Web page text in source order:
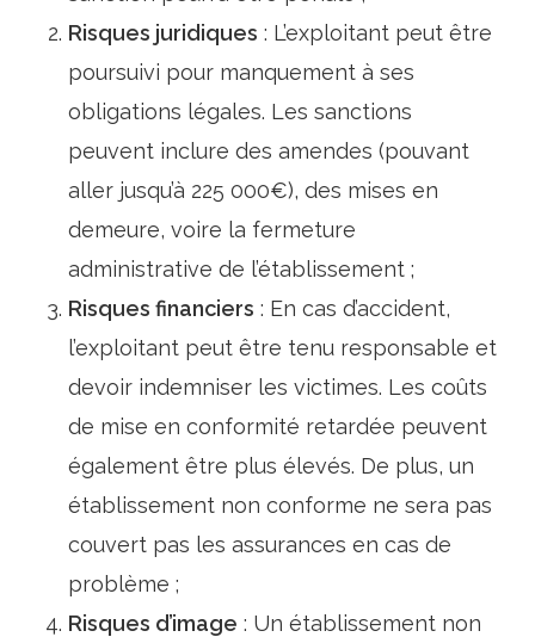
Risques juridiques : L’exploitant peut être
poursuivi pour manquement à ses
obligations légales. Les sanctions
peuvent inclure des amendes (pouvant
aller jusqu’à 225 000€), des mises en
demeure, voire la fermeture
administrative de l’établissement ;
Risques financiers : En cas d’accident,
l’exploitant peut être tenu responsable et
devoir indemniser les victimes. Les coûts
de mise en conformité retardée peuvent
également être plus élevés. De plus, un
établissement non conforme ne sera pas
couvert pas les assurances en cas de
problème ;
Risques d’image : Un établissement non